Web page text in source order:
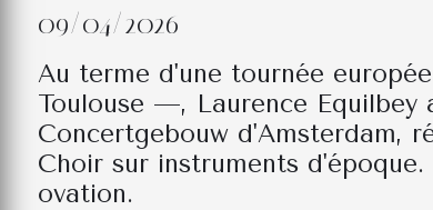
09/04/2026
Au terme d'une tournée
Toulouse —, Laurence Equilbey
Concertgebouw d'Amsterdam,
Choir sur instruments
ovation.